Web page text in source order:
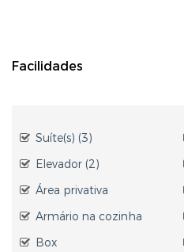
Facilidades
Suíte(s) (3)
Elevador (2)
Área privativa
Armário na cozinha
Box